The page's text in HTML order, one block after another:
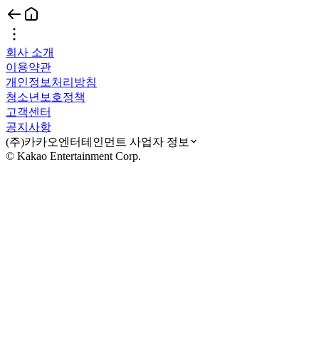
회사 소개
이용약관
개인정보처리방침
청소년보호정책
고객센터
공지사항
(주)카카오엔터테인먼트 사업자 정보
© Kakao Entertainment Corp.